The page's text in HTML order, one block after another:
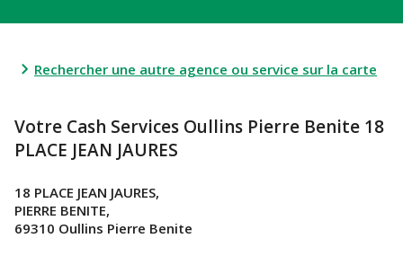
Rechercher une autre agence ou service sur la carte
Votre Cash Services Oullins Pierre Benite 18
PLACE JEAN JAURES
18 PLACE JEAN JAURES,
PIERRE BENITE,
69310 Oullins Pierre Benite